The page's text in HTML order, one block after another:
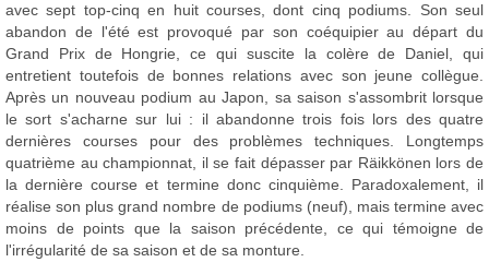
avec sept top-cinq en huit courses, dont cinq podiums. Son seul
abandon de l'été est provoqué par son coéquipier au départ du
Grand Prix de Hongrie, ce qui suscite la colère de Daniel, qui
entretient toutefois de bonnes relations avec son jeune collègue.
Après un nouveau podium au Japon, sa saison s'assombrit lorsque
le sort s'acharne sur lui : il abandonne trois fois lors des quatre
dernières courses pour des problèmes techniques. Longtemps
quatrième au championnat, il se fait dépasser par Räikkönen lors de
la dernière course et termine donc cinquième. Paradoxalement, il
réalise son plus grand nombre de podiums (neuf), mais termine avec
moins de points que la saison précédente, ce qui témoigne de
l'irrégularité de sa saison et de sa monture.